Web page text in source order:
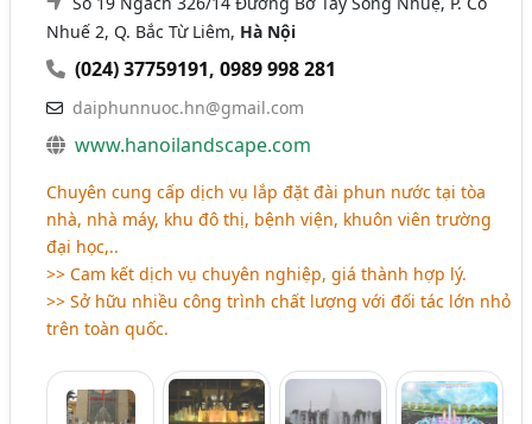
Nhuế 2, Q. Bắc Từ Liêm, Hà Nội
(024) 37759191,0989 998 281
daiphunnuoc.hn@gmail.com
www.hanoilandscape.com
Chuyên cung cấp dịch vụ lắp đặt đài phun nước tại tòa
nhà, nhà máy, khu đô thị, bệnh viện, khuôn viên trường
đại học,..
>> Cam kết dịch vụ chuyên nghiệp, giá thành hợp lý.
>> Sở hữu nhiều công trình chất lượng với đối tác lớn nhỏ
trên toàn quốc.